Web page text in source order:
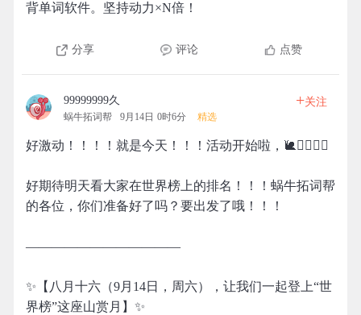
背单词软件。坚持动力×N倍！
分享 评论 点赞
99999999久
蜗牛拓词帮 9月14日 0时6分 精选
+关注
好激动！！！！就是今天！！！活动开始啦，🐌🧗‍♀️🧗‍♂️
好期待明天看大家在世界榜上的排名！！！蜗牛拓词帮
的各位，你们准备好了吗？要出发了哦！！！
————————————
✨【八月十六（9月14日，周六），让我们一起登上“世
界榜”这座山赏月】✨